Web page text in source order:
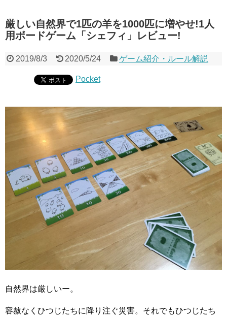
厳しい自然界で1匹の羊を1000匹に増やせ!1人
用ボードゲーム「シェフィ」レビュー!
2019/8/3 2020/5/24 ゲーム紹介・ルール解説
Pocket
自然界は厳しいー。
容赦なくひつじたちに降り注ぐ災害。それでもひつじたち